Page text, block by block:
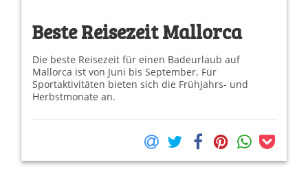
Beste Reisezeit Mallorca
Die beste Reisezeit für einen Badeurlaub auf
Mallorca ist von Juni bis September. Für
Sportaktivitäten bieten sich die Frühjahrs- und
Herbstmonate an.